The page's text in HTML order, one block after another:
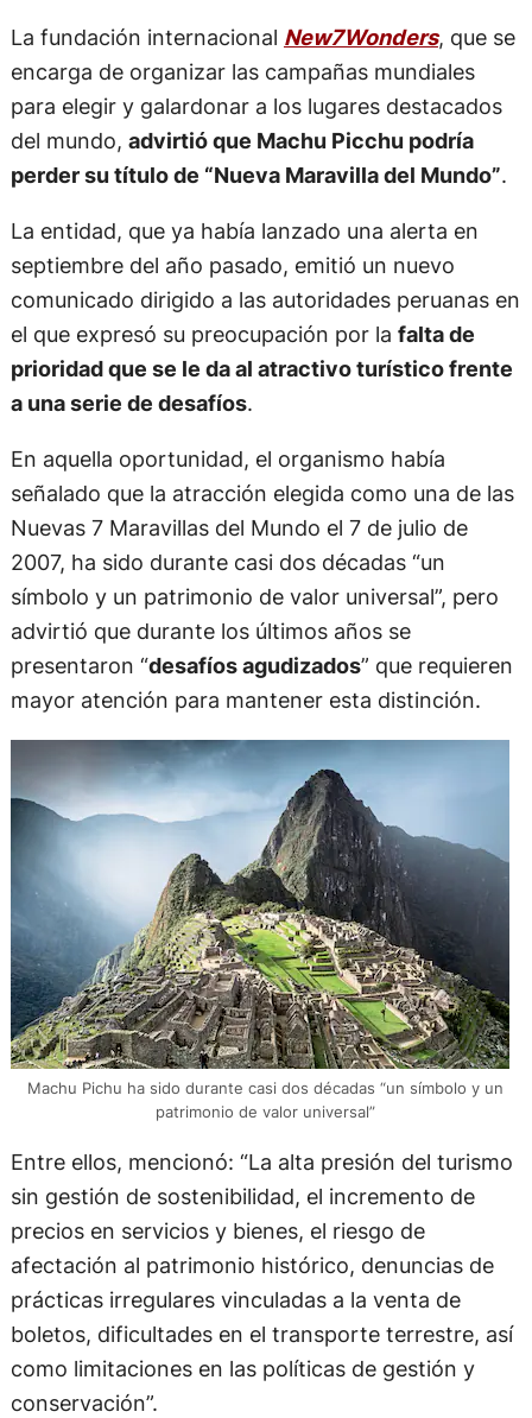
La fundación internacional New7Wonders, que se
encarga de organizar las campañas mundiales
para elegir y galardonar a los lugares destacados
del mundo, advirtió que Machu Picchu podría
perder su título de “Nueva Maravilla del Mundo”.
La entidad, que ya había lanzado una alerta en
septiembre del año pasado, emitió un nuevo
comunicado dirigido a las autoridades peruanas en
el que expresó su preocupación por la falta de
prioridad que se le da al atractivo turístico frente
a una serie de desafíos.
En aquella oportunidad, el organismo había
señalado que la atracción elegida como una de las
Nuevas 7 Maravillas del Mundo el 7 de julio de
2007, ha sido durante casi dos décadas “un
símbolo y un patrimonio de valor universal”, pero
advirtió que durante los últimos años se
presentaron “desafíos agudizados” que requieren
mayor atención para mantener esta distinción.
Machu Pichu ha sido durante casi dos décadas “un símbolo y un
patrimonio de valor universal”
Entre ellos, mencionó: “La alta presión del turismo
sin gestión de sostenibilidad, el incremento de
precios en servicios y bienes, el riesgo de
afectación al patrimonio histórico, denuncias de
prácticas irregulares vinculadas a la venta de
boletos, dificultades en el transporte terrestre, así
como limitaciones en las políticas de gestión y
conservación”.